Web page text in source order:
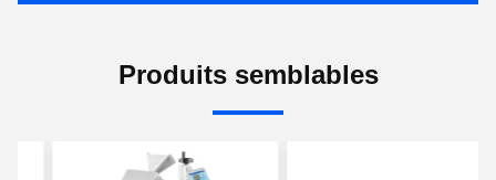
Produits semblables